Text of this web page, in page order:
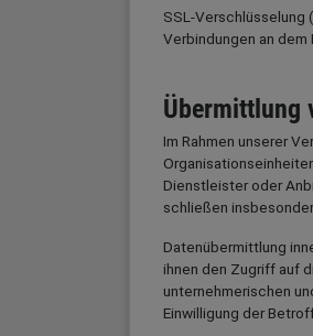
SSL-Verschlüsselung
Verbindungen an
Übermittlung
Im Rahmen unserer
Dienstleister oder
schließen
Datenübermittlung
ihnen den Zugriff auf
unternehmerischen
Einwilligung der